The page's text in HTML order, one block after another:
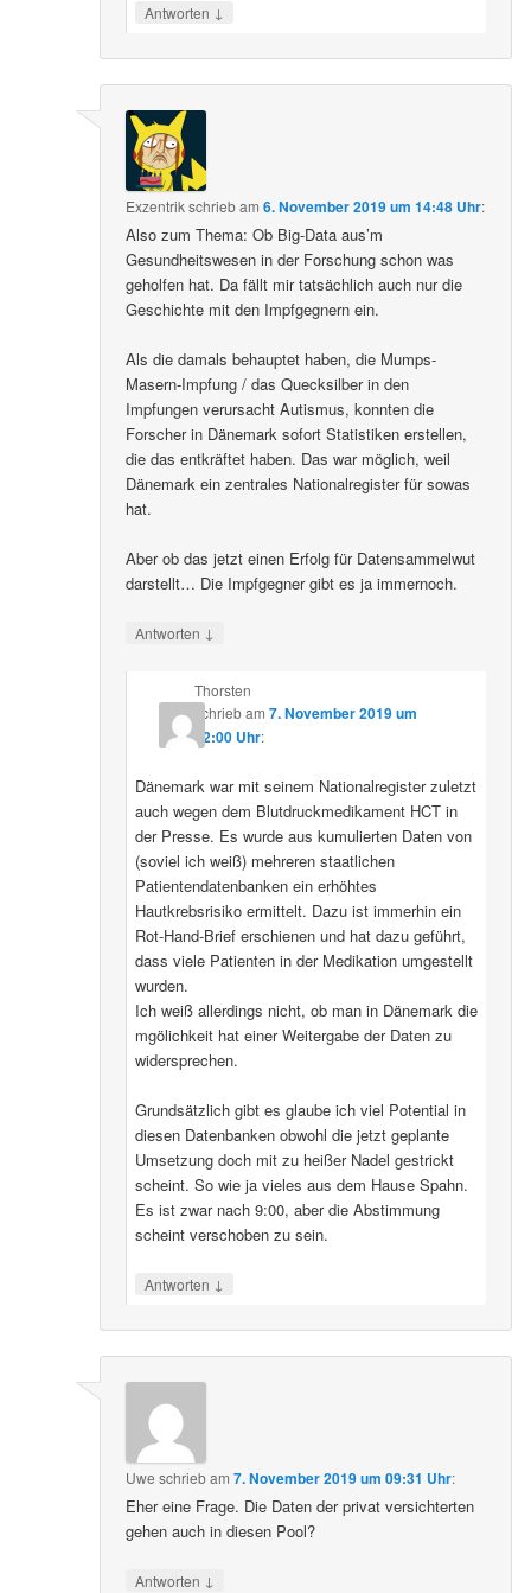
Antworten ↓
Exzentrikschriebam6. November 2019 um 14:48 Uhr:
Also zum Thema: Ob Big-Data aus’m
Gesundheitswesen in der Forschung schon was
geholfen hat. Da fällt mir tatsächlich auch nur die
Geschichte mit den Impfgegnern ein.
Als die damals behauptet haben, die Mumps-
Masern-Impfung / das Quecksilber in den
Impfungen verursacht Autismus, konnten die
Forscher in Dänemark sofort Statistiken erstellen,
die das entkräftet haben. Das war möglich, weil
Dänemark ein zentrales Nationalregister für sowas
hat.
Aber ob das jetzt einen Erfolg für Datensammelwut
darstellt… Die Impfgegner gibt es ja immernoch.
Antworten ↓
Thorsten
schriebam 7. November 2019 um
12:00 Uhr:
Dänemark war mit seinem Nationalregister zuletzt
auch wegen dem Blutdruckmedikament HCT in
der Presse. Es wurde aus kumulierten Daten von
(soviel ich weiß) mehreren staatlichen
Patientendatenbanken ein erhöhtes
Hautkrebsrisiko ermittelt. Dazu ist immerhin ein
Rot-Hand-Brief erschienen und hat dazu geführt,
dass viele Patienten in der Medikation umgestellt
wurden.
Ich weiß allerdings nicht, ob man in Dänemark die
mgölichkeit hat einer Weitergabe der Daten zu
widersprechen.
Grundsätzlich gibt es glaube ich viel Potential in
diesen Datenbanken obwohl die jetzt geplante
Umsetzung doch mit zu heißer Nadel gestrickt
scheint. So wie ja vieles aus dem Hause Spahn.
Es ist zwar nach 9:00, aber die Abstimmung
scheint verschoben zu sein.
Antworten ↓
Uwe schriebam7. November 2019 um 09:31 Uhr:
Eher eine Frage. Die Daten der privat versichterten
gehen auch in diesen Pool?
Antworten ↓